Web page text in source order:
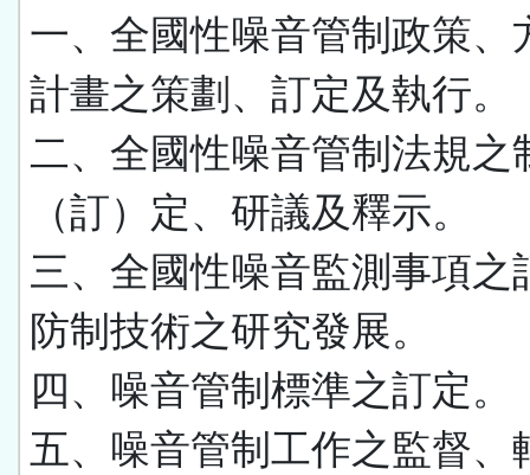
一、全國性噪音管制政策、
計畫之策劃、訂定及執行。
二、全國性噪音管制法規之
（訂）定、研議及釋示。
三、全國性噪音監測事項之
防制技術之研究發展。
四、噪音管制標準之訂定。
五、噪音管制工作之監督、